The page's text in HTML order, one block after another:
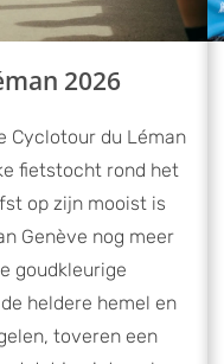
2026
Cyclotour du Léman
fietstocht rond het
op zijn mooist is
Genève nog meer
goudkleurige
heldere hemel en
toveren een